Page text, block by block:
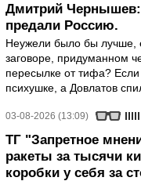
Дмитрий Чернышев:
предали Россию.
Неужели было бы лучше,
заговоре, придуманном
пересылке от тифа?
психушке, а Довлатов
03-08-2026 (13:09)
ТГ "Запретное
ракеты за тысячи
коробки у себя за